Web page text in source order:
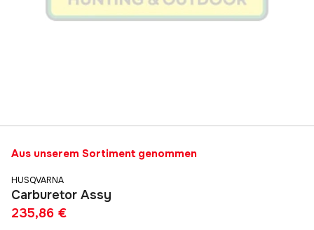
Aus unserem Sortiment genommen
HUSQVARNA
Carburetor Assy
235,86 €